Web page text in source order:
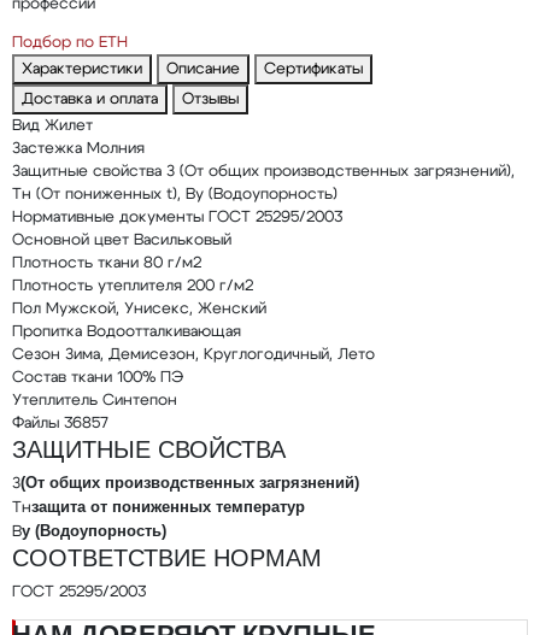
профессии
Подбор по ЕТН
Характеристики
Описание
Сертификаты
Доставка и оплата
Отзывы
Вид Жилет
Застежка Молния
Защитные свойства З (От общих производственных загрязнений),
Тн (От пониженных t), Ву (Водоупорность)
Нормативные документы ГОСТ 25295/2003
Основной цвет Васильковый
Плотность ткани 80 г/м2
Плотность утеплителя 200 г/м2
Пол Мужской, Унисекс, Женский
Пропитка Водоотталкивающая
Сезон Зима, Демисезон, Круглогодичный, Лето
Состав ткани 100% ПЭ
Утеплитель Синтепон
Файлы 36857
ЗАЩИТНЫЕ СВОЙСТВА
З(От общих производственных загрязнений)
Тнзащита от пониженных температур
Ву (Водоупорность)
СООТВЕТСТВИЕ НОРМАМ
ГОСТ 25295/2003